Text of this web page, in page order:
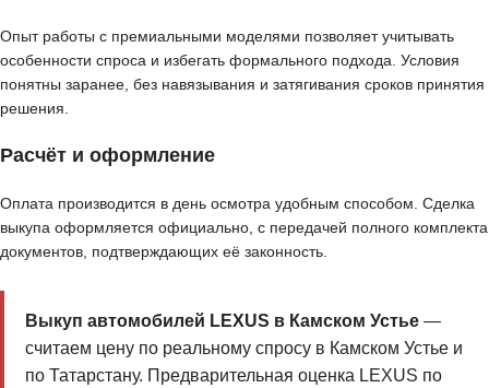
Опыт работы с премиальными моделями позволяет учитывать
особенности спроса и избегать формального подхода. Условия
понятны заранее, без навязывания и затягивания сроков принятия
решения.
Расчёт и оформление
Оплата производится в день осмотра удобным способом. Сделка
выкупа оформляется официально, с передачей полного комплекта
документов, подтверждающих её законность.
Выкуп автомобилей LEXUS в Камском Устье—
считаем цену по реальному спросу в Камском Устье и
по Татарстану. Предварительная оценка LEXUS по